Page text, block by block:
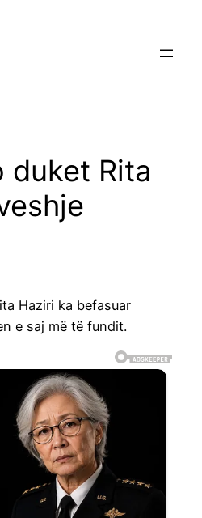
duket Rita
Haziri ka befasuar
e saj më të fundit.